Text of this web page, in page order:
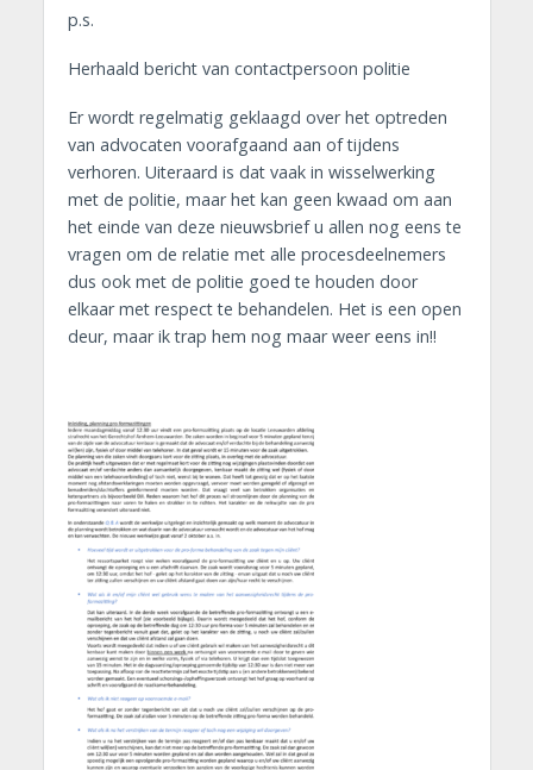
p.s.
Herhaald bericht van contactpersoon politie
Er wordt regelmatig geklaagd over het optreden
van advocaten voorafgaand aan of tijdens
verhoren. Uiteraard is dat vaak in wisselwerking
met de politie, maar het kan geen kwaad om aan
het einde van deze nieuwsbrief u allen nog eens te
vragen om de relatie met alle procesdeelnemers
dus ook met de politie goed te houden door
elkaar met respect te behandelen. Het is een open
deur, maar ik trap hem nog maar weer eens in!!